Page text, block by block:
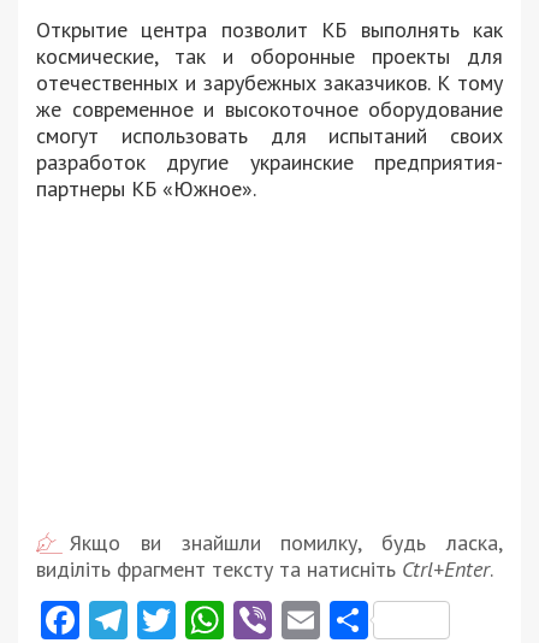
Открытие центра позволит КБ выполнять как
космические, так и оборонные проекты для
отечественных и зарубежных заказчиков. К тому
же современное и высокоточное оборудование
смогут использовать для испытаний своих
разработок другие украинские предприятия-
партнеры КБ «Южное».
Якщо ви знайшли помилку, будь ласка,
виділіть фрагмент тексту та натисніть Ctrl+Enter.
Facebook
Telegram
Twitter
WhatsApp
ViberEmail